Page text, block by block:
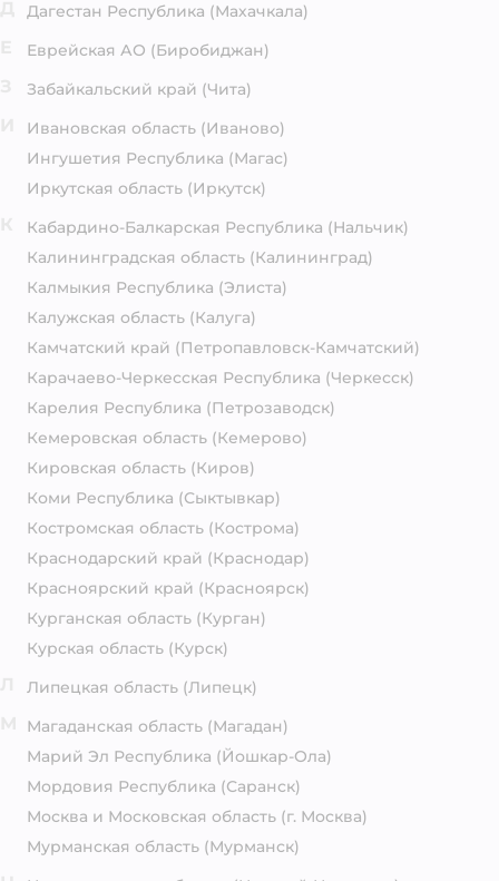
Дагестан Республика (Махачкала)
Еврейская АО (Биробиджан)
Забайкальский край (Чита)
Ивановская область (Иваново)
Ингушетия Республика (Магас)
Иркутская область (Иркутск)
Кабардино-Балкарская Республика (Нальчик)
Калининградская область (Калининград)
Калмыкия Республика (Элиста)
Калужская область (Калуга)
Камчатский край (Петропавловск-Камчатский)
Карачаево-Черкесская Республика (Черкесск)
Карелия Республика (Петрозаводск)
Кемеровская область (Кемерово)
Кировская область (Киров)
Коми Республика (Сыктывкар)
Костромская область (Кострома)
Краснодарский край (Краснодар)
Красноярский край (Красноярск)
Курганская область (Курган)
Курская область (Курск)
Липецкая область (Липецк)
Магаданская область (Магадан)
Марий Эл Республика (Йошкар-Ола)
Мордовия Республика (Саранск)
Москва и Московская область (г. Москва)
Мурманская область (Мурманск)